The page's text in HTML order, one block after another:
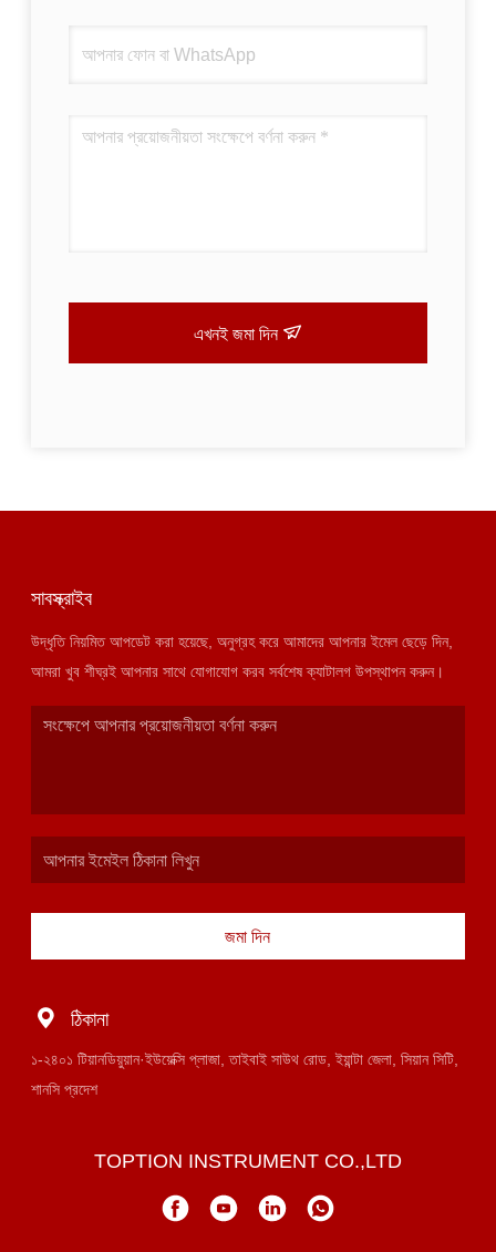
এখনই জমা দিন
সাবস্ক্রাইব
উদ্ধৃতি নিয়মিত আপডেট করা হয়েছে, অনুগ্রহ করে আমাদের আপনার ইমেল ছেড়ে দিন,
আমরা খুব শীঘ্রই আপনার সাথে যোগাযোগ করব সর্বশেষ ক্যাটালগ উপস্থাপন করুন।
জমা দিন
ঠিকানা
১-২৪০১ টিয়ানডিয়ুয়ান·ইউয়েক্সি প্লাজা, তাইবাই সাউথ রোড, ইয়ান্টা জেলা, সিয়ান সিটি,
শানসি প্রদেশ
TOPTION INSTRUMENT CO.,LTD